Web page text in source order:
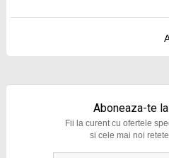
Aboneaza-te
Fii la curent cu ofertele
si cele mai noi